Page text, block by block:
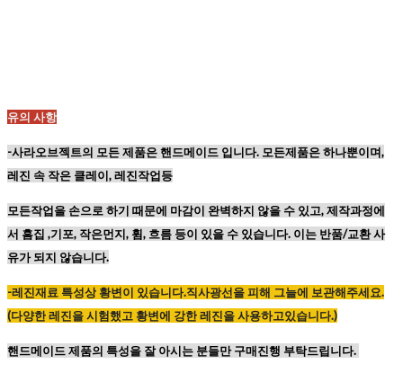
유의 사항
-사라오브젝트의 모든 제품은 핸드메이드 입니다. 모든제품은 하나뿐이며,
레진 속 작은 클레이, 레진작업등
모든작업을 손으로 하기 때문에 마감이 완벽하지 않을 수 있고,제작과정에
서 흠집 ,기포, 작은먼지, 휨, 흐름 등이 있을 수 있습니다. 이는 반품/교환 사
유가 되지 않습니다.
-레진재료 특성상황변이 있습니다.직사광선을피해 그늘에 보관해주세요.
(다양한레진을시험했고황변에 강한레진을사용하고있습니다.)
핸드메이드 제품의 특성을 잘 아시는 분들만 구매진행 부탁드립니다.